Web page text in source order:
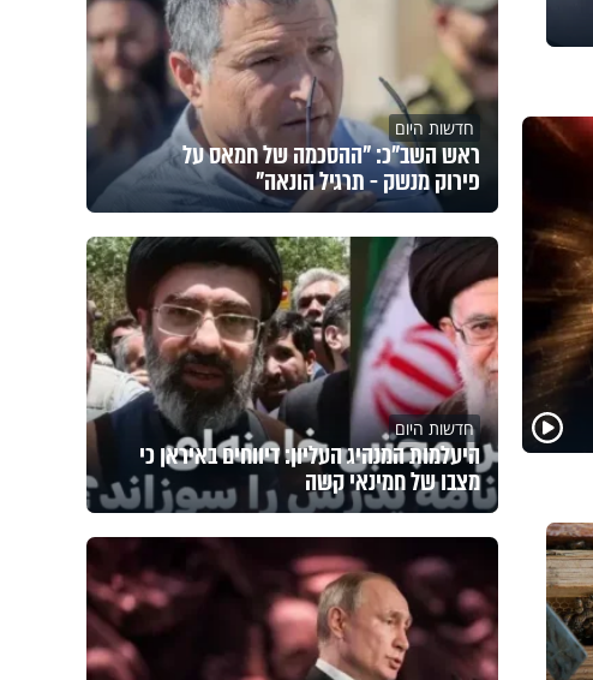
חדשות היום
ראש השב"כ: "ההסכמה של חמאס על
פירוק מנשק - תרגיל הונאה"
חדשות היום
היעלמות המנהיג העליון: דיווחים באיראן כי
מצבו של חמינאי קשה